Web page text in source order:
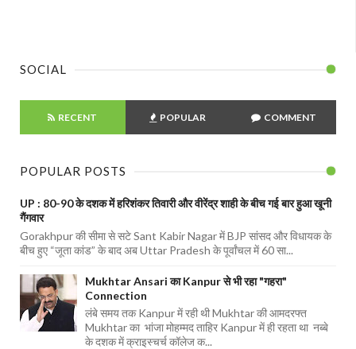
SOCIAL
RECENT POPULAR COMMENT
POPULAR POSTS
UP : 80-90 के दशक में हरिशंकर तिवारी और वीरेंद्र शाही के बीच गई बार हुआ खूनी
गैंगवार
Gorakhpur की सीमा से सटे Sant Kabir Nagar में BJP सांसद और विधायक के
बीच हुए “जूता कांड” के बाद अब Uttar Pradesh के पूर्वांचल में 60 सा...
Mukhtar Ansari का Kanpur से भी रहा "गहरा"
Connection
लंबे समय तक Kanpur में रही थी Mukhtar की आमदरफ्त
Mukhtar का भांजा मोहम्मद ताहिर Kanpur में ही रहता था नब्बे
के दशक में क्राइस्चर्च कॉलेज क...